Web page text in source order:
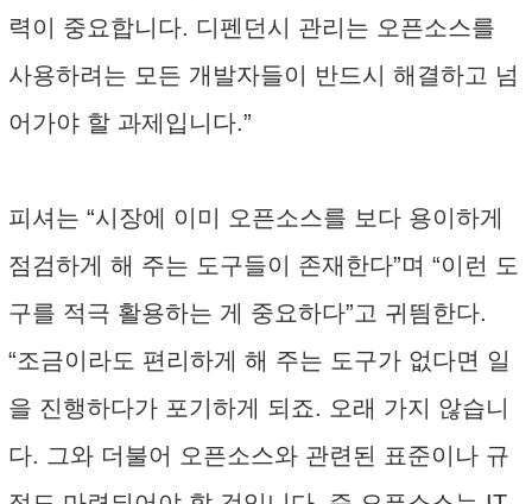
력이 중요합니다. 디펜던시 관리는 오픈소스를
사용하려는 모든 개발자들이 반드시 해결하고 넘
어가야 할 과제입니다.”
피셔는 “시장에 이미 오픈소스를 보다 용이하게
점검하게 해 주는 도구들이 존재한다”며 “이런 도
구를 적극 활용하는 게 중요하다”고 귀띔한다.
“조금이라도 편리하게 해 주는 도구가 없다면 일
을 진행하다가 포기하게 되죠. 오래 가지 않습니
다. 그와 더불어 오픈소스와 관련된 표준이나 규